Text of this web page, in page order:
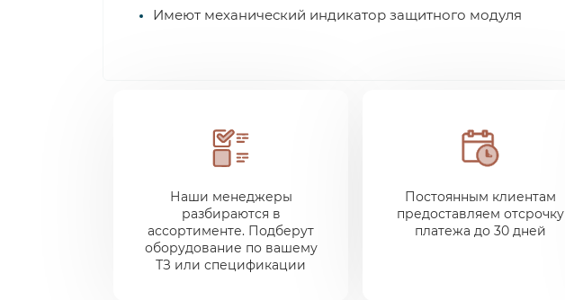
Имеют механический индикатор защитного модуля
Наши менеджеры
разбираются в
ассортименте. Подберут
оборудование по вашему
ТЗ или спецификации
Постоянным клиентам
предоставляем отсрочку
платежа до 30 дней